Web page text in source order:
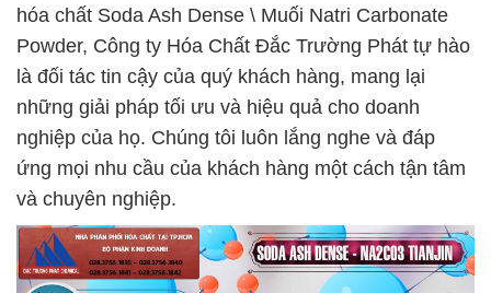
hóa chất Soda Ash Dense \ Muối Natri Carbonate
Powder, Công ty Hóa Chất Đắc Trường Phát tự hào
là đối tác tin cậy của quý khách hàng, mang lại
những giải pháp tối ưu và hiệu quả cho doanh
nghiệp của họ. Chúng tôi luôn lắng nghe và đáp
ứng mọi nhu cầu của khách hàng một cách tận tâm
và chuyên nghiệp.